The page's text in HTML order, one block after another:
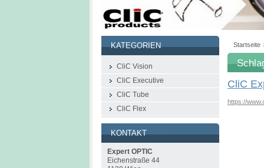
Startseite
CliC
https://
KATEGORIEN
CliC Vision
CliC Executive
CliC Tube
CliC Flex
KONTAKT
Expert OPTIC
Eichenstraße 44